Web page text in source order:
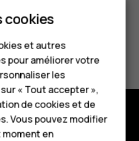
utile?
cookies
et autres
pour améliorer votre
les
« Tout accepter »,
de cookies et de
Vous pouvez modifier
en